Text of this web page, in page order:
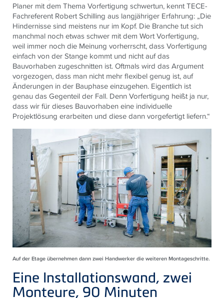
Planer mit dem Thema Vorfertigung schwertun, kenntTECE-
Fachreferent Robert Schilling aus langjähriger Erfahrung: „Die
Hindernisse sind meistens nur im Kopf. Die Branche tut sich
manchmal noch etwas schwer mit dem Wort Vorfertigung,
weil immer noch die Meinung vorherrscht, dass Vorfertigung
einfach von der Stange kommt und nicht auf das
Bauvorhaben zugeschnitten ist. Oftmals wird das Argument
vorgezogen, dass man nicht mehr flexibel genug ist, auf
Änderungen in der Bauphase einzugehen. Eigentlich ist
genau das Gegenteil der Fall. Denn Vorfertigung heißt ja nur,
dass wir für dieses Bauvorhaben eine individuelle
Projektlösung erarbeiten und diese dann vorgefertigt liefern.“
Auf der Etage übernehmen dann zwei Handwerker die weiteren Montageschritte.
Eine Installationswand, zwei
Monteure, 90 Minuten